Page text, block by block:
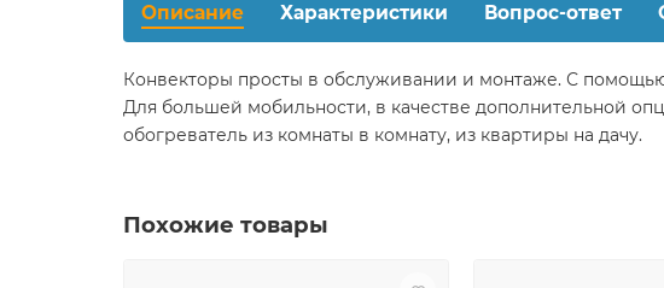
Описание Характеристики Вопрос-ответ
Конвекторы просты в обслуживании и монтаже. С
Для большей мобильности, в качестве дополнительной
обогреватель из комнаты в комнату, из квартиры на дачу.
Похожие товары